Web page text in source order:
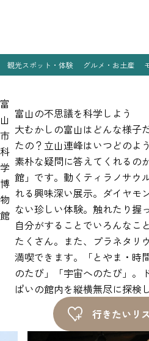
観光スポット・体験 グルメ・お土産
富
山
市
科
学
博
物
館
富山の不思議を科学しよう
大むかしの富山はどんな様子
たの？立山連峰はいつどのよ
素朴な疑問に答えてくれるの
館」です。動くティラノサウ
れる興味深い展示。ダイヤモ
ない珍しい体験。触れたり握
自分がすることでいろんなこ
たくさん。また、プラネタリ
満喫できます。「とやま・時
のたび」「宇宙へのたび」。
ぱいの館内を縦横無尽に探検
行きたいリ
観光スポット・体験
グルメ・お土産
モデルコース
イベント
宿泊
アクセス
ピックアップ
はじめての高岡